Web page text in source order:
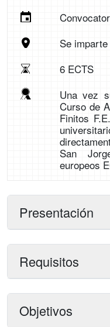
Se
6 ECTS
Una vez
Curso de
Finitos
San
europeos
Presentación
Requisitos
Objetivos